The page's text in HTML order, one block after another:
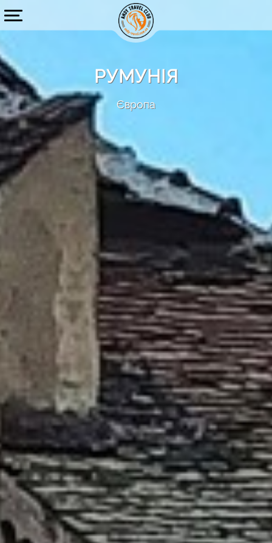
РУМУНІЯ
Європа